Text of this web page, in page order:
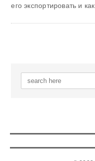
его экспортировать и как